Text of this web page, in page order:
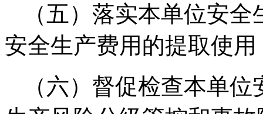
（五）落实本单位安
安全生产费用的提取使用
（六）督促检查本单